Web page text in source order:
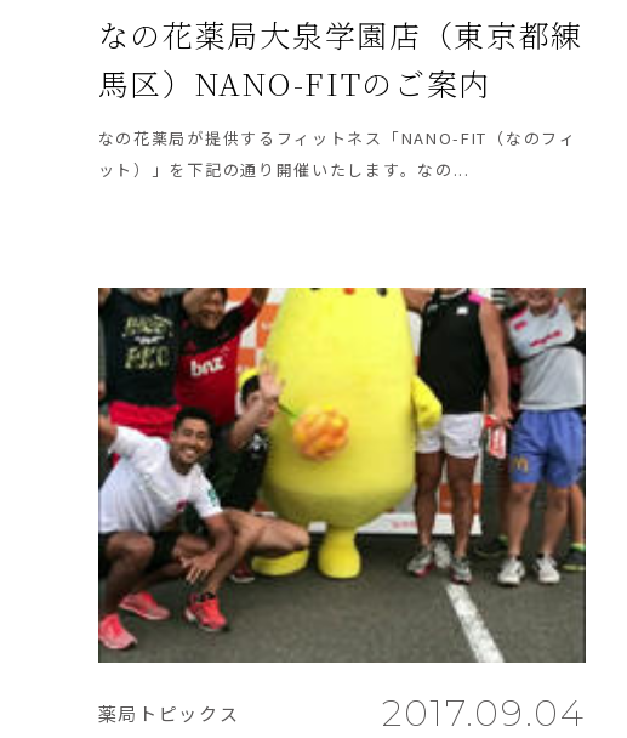
なの花薬局大泉学園店（東京都練
馬区）NANO-FITのご案内
なの花薬局が提供するフィットネス「NANO-FIT（なのフィ
ット）」を下記の通り開催いたします。なの...
2017.09.04
薬局トピックス